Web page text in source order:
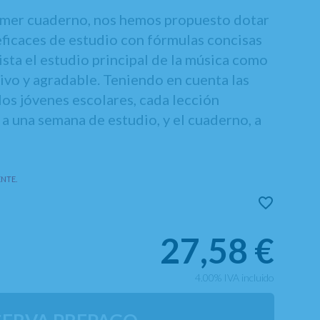
cuaderno, nos hemos propuesto dotar
de estudio con fórmulas concisas
el estudio principal de la música como
y agradable. Teniendo en cuenta las
jóvenes escolares, cada lección
una semana de estudio, y el cuaderno, a
27,58 €
4.00% IVA incluido